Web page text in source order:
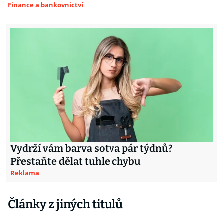
Finance a bankovnictví
Vydrží vám barva sotva pár týdnů?
Přestaňte dělat tuhle chybu
Reklama
Články z jiných titulů